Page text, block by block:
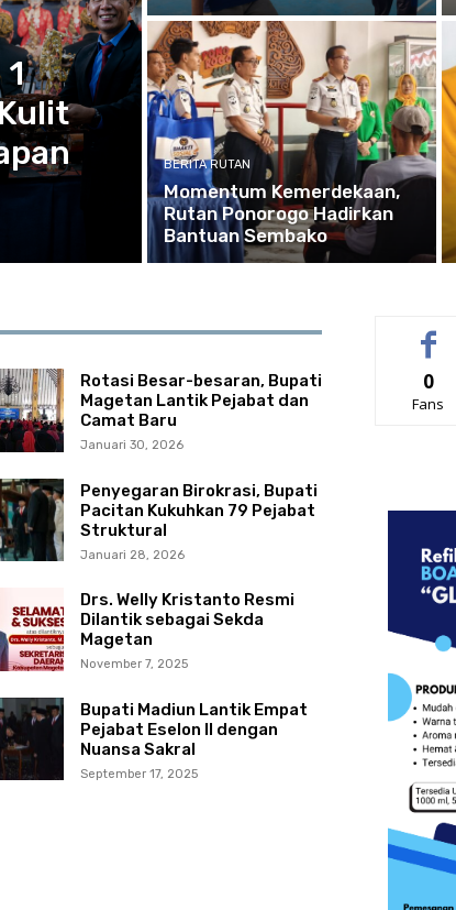
BERITA RUTAN
Momentum Kemerdekaan,
Rutan Ponorogo Hadirkan
Bantuan Sembako
Rotasi Besar-besaran, Bupati
Magetan Lantik Pejabat dan
Camat Baru
Januari 30, 2026
Penyegaran Birokrasi, Bupati
Pacitan Kukuhkan 79 Pejabat
Struktural
Januari 28, 2026
Drs. Welly Kristanto Resmi
Dilantik sebagai Sekda
Magetan
November 7, 2025
Bupati Madiun Lantik Empat
Pejabat Eselon II dengan
Nuansa Sakral
September 17, 2025
0
Fans